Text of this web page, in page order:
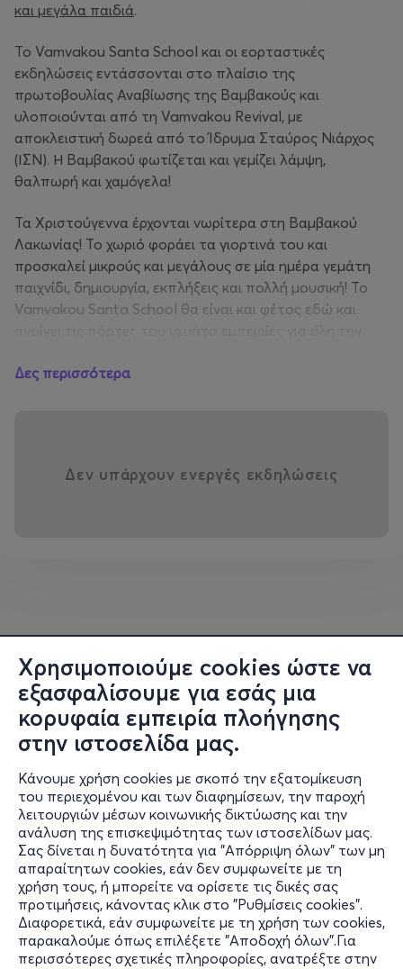
Χρησιμοποιούμε cookies ώστε να
εξασφαλίσουμε για εσάς μια
κορυφαία εμπειρία πλοήγησης
στην ιστοσελίδα μας.
Κάνουμε χρήση cookies με σκοπό την εξατομίκευση
του περιεχομένου και των διαφημίσεων, την παροχή
λειτουργιών μέσων κοινωνικής δικτύωσης και την
ανάλυση της επισκεψιμότητας των ιστοσελίδων μας.
Σας δίνεται η δυνατότητα για "Απόρριψη όλων" των μη
απαραίτητων cookies, εάν δεν συμφωνείτε με τη
χρήση τους, ή μπορείτε να ορίσετε τις δικές σας
προτιμήσεις, κάνοντας κλικ στο "Ρυθμίσεις cookies".
Διαφορετικά, εάν συμφωνείτε με τη χρήση των cookies,
παρακαλούμε όπως επιλέξετε "Αποδοχή όλων".Για
περισσότερες σχετικές πληροφορίες, ανατρέξτε στην
και μεγάλα παιδιά.
Το Vamvakou Santa School και οι εορταστικές
εκδηλώσεις εντάσσονται στο πλαίσιο της
πρωτοβουλίας Αναβίωσης της Βαμβακούς και
υλοποιούνται από τη Vamvakou Revival, με
αποκλειστική δωρεά από το Ίδρυμα Σταύρος Νιάρχος
(ΙΣΝ). Η Βαμβακού φωτίζεται και γεμίζει λάμψη,
θαλπωρή και χαμόγελα!
Τα Χριστούγεννα έρχονται νωρίτερα στη Βαμβακού
Λακωνίας! Το χωριό φοράει τα γιορτινά του και
προσκαλεί μικρούς και μεγάλους σε μία ημέρα γεμάτη
παιχνίδι, δημιουργία, εκπλήξεις και πολλή μουσική! Το
Vamvakou Santa School θα είναι και φέτος εδώ και
χριστουγεννιάτικη παραμυθοφωλιά, δημιουργική
Αναχώρηση στις 10:00 από τονΣταθμό Λαρίσηςκαι με
χειμωνιάτικες λιχουδιές και γεύσεις, που θα ζεστάνουν
καρδιές και χαμόγελα: Τοπικά προϊόντα & γλυκιές
νοστιμιές από τον ΓΣ Βαμβακούς «Βαμβακιά»,
φτιαγμένα με μεράκι και αγάπη. Σοκολάτες, καφέδες,
τσάι και αρωματικά ροφήματα, για μικρούς και
μεγάλους που θέλουν να γλυκάνουν τη στιγμή. Αλμυρές
γεύσεις για όσους προτιμούν κάτι λαχταριστό.
Χειμωνιάτικα ποτά & εορταστικά κοκτέιλ από τη
Vanara, που θα προσθέσουν λίγη ακόμα μαγεία στη
χριστουγεννιάτικη βραδιά!
Αναλυτικό πρόγραμμα:
10:00-18:00 Vamvakou Santa School:Carousel – Bungee
Δες περισσότερα
Δεν υπάρχουν ενεργές εκδηλώσεις
Πληροφορίες
Υποστήριξη
Stay Connected